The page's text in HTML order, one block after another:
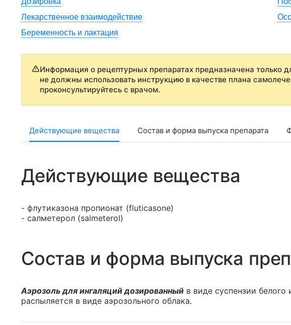
Лекарственное взаимодействие
Беременность и лактация
Информация о рецептурных препаратах предназначена только
не должны использовать инструкцию в качестве плана
проконсультируйтесь с врачом.
Действующие вещества Состав и форма выпуска препарата
Действующие вещества
- флутиказона пропионат (fluticasone)
- салметерол (salmeterol)
Состав и форма выпуска
Аэрозоль для ингаляций дозированный в виде суспензии белого
распыляется в виде аэрозольного облака.